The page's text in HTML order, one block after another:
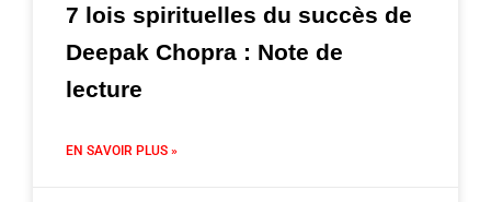
7 lois spirituelles du succès de
Deepak Chopra : Note de
lecture
EN SAVOIR PLUS »